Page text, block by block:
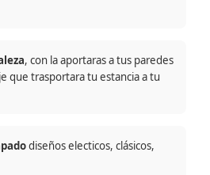
, con la aportaras a tus paredes
que trasportara tu estancia a tu
diseños electicos, clásicos,